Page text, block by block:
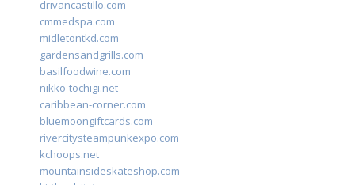
drivancastillo.com
cmmedspa.com
midletontkd.com
gardensandgrills.com
basilfoodwine.com
nikko-tochigi.net
caribbean-corner.com
bluemoongiftcards.com
rivercitysteampunkexpo.com
kchoops.net
mountainsideskateshop.com